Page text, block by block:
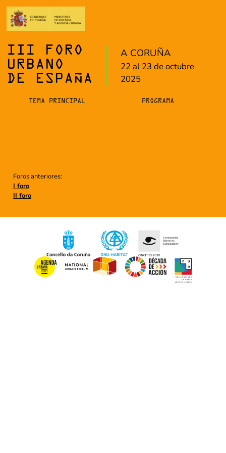
III FORO
URBANO
DE ESPAÑA
A CORUÑA
22 al 23 de octubre
2025
TEMA PRINCIPAL PROGRAMA
Foros anteriores:
I foro
II foro